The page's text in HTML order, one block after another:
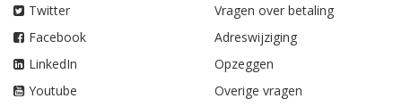
Twitter
Facebook
LinkedIn
Youtube
Vragen over betaling
Adreswijziging
Opzeggen
Overige vragen